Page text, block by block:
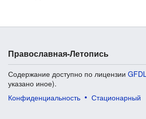
Православная-Летопись
Содержание доступно по лицензии
указано иное).
Конфиденциальность
Стационарный